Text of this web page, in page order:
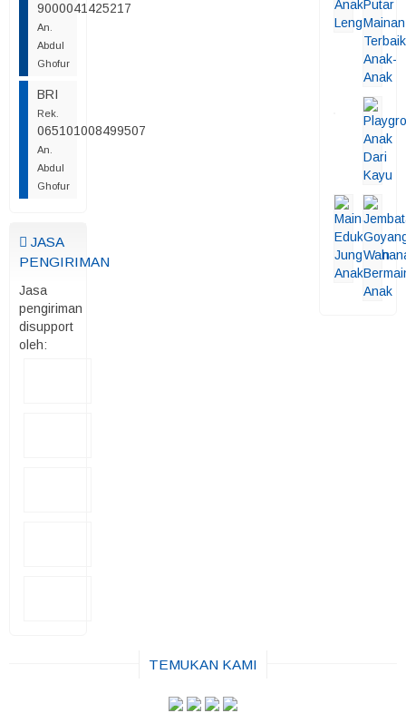
9000041425217
An.
Abdul
Ghofur
BRI
Rek.
065101008499507
An.
Abdul
Ghofur
JASA
PENGIRIMAN
Jasa
pengiriman
disupport
oleh:
TEMUKAN KAMI